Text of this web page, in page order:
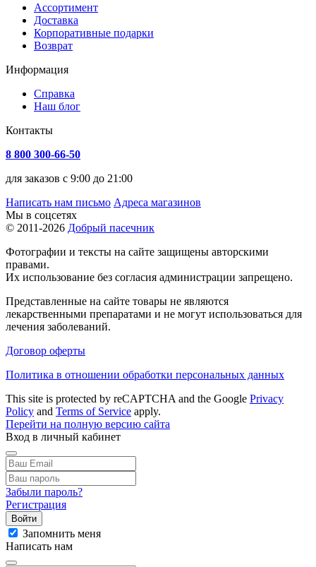
Ассортимент
Доставка
Корпоративные подарки
Возврат
Информация
Справка
Наш блог
Контакты
8 800 300-66-50
для заказов с 9:00 до 21:00
Написать нам письмо Адреса магазинов
Мы в соцсетях
© 2011-2026 Добрый пасечник
Фотографии и тексты на сайте защищены авторскими
правами.
Их использование без согласия администрации запрещено.
Представленные на сайте товары не являются
лекарственными препаратами и не могут использоваться для
лечения заболеваний.
Договор оферты
Политика в отношении обработки персональных данных
This site is protected by reCAPTCHA and the Google Privacy
Policy and Terms of Service apply.
Перейти на полную версию сайта
Вход в личный кабинет
Забыли пароль?
Регистрация
Войти
Запомнить меня
Написать нам